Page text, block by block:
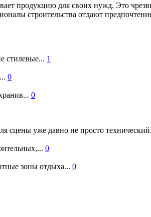
продукцию для своих нужд. Это
строительства отдают
стилевые... 1
0
0
сцены уже давно не просто
0
зоны отдыха... 0